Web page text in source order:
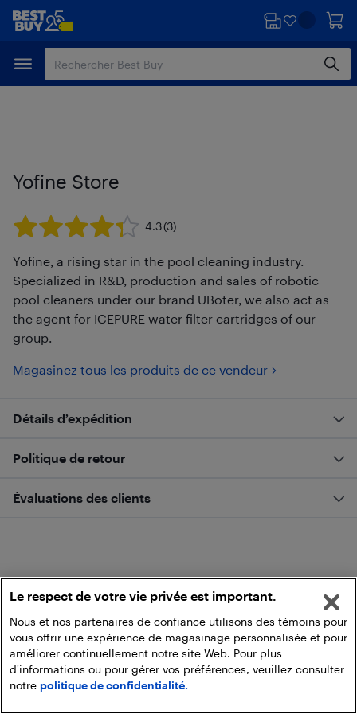
Passer
principal
Passer
Yofine Store
4.3(3)
Yofine, a rising star in the pool cleaning industry.
Specialized in R&D, production and sales of robotic
pool cleaners under our brand UBoter, we also act as
the agent for ICEPURE water filter cartridges of our
group.
Magasinez tous les produits de ce vendeur
Détails d’expédition
Politique de retour
Évaluations des clients
Le respect de votre vie privée est important.
Nous et nos partenaires de confiance utilisons des témoins pour
vous offrir une expérience de magasinage personnalisée et pour
améliorer continuellement notre site Web. Pour plus
d'informations ou pour gérer vos préférences, veuillez consulter
notre politique de confidentialité.